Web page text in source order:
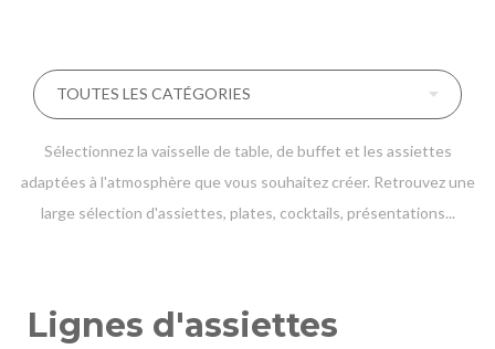
Sélectionnez la vaisselle de table, de buffet et les assiettes
adaptées à l'atmosphère que vous souhaitez créer. Retrouvez une
large sélection d'assiettes, plates, cocktails, présentations...
Lignes d'assiettes